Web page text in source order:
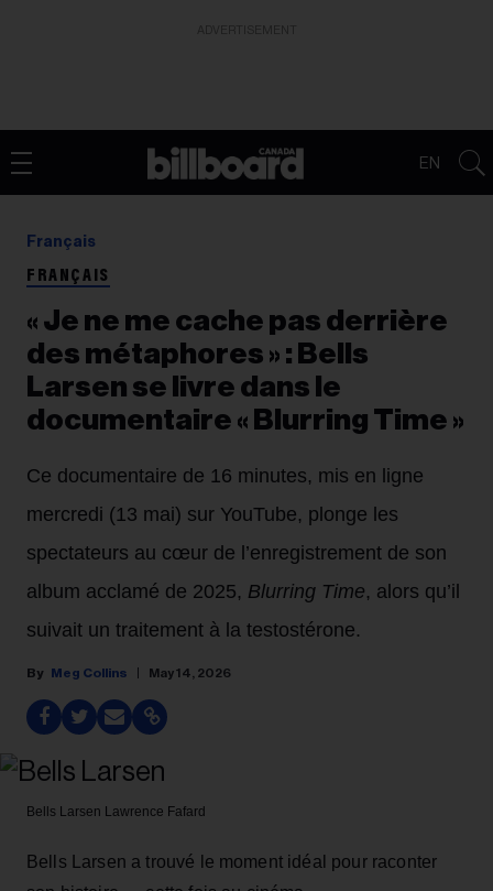
EN
Français
FRANÇAIS
« Je ne me cache pas derrière
des métaphores » : Bells
Larsen se livre dans le
documentaire « Blurring Time »
Ce documentaire de 16 minutes, mis en ligne
mercredi (13 mai) sur YouTube, plonge les
spectateurs au cœur de l’enregistrement de son
album acclamé de 2025, Blurring Time, alors qu’il
suivait un traitement à la testostérone.
Meg Collins May 14, 2026
Bells Larsen Lawrence Fafard
Bells Larsen a trouvé le moment idéal pour raconter